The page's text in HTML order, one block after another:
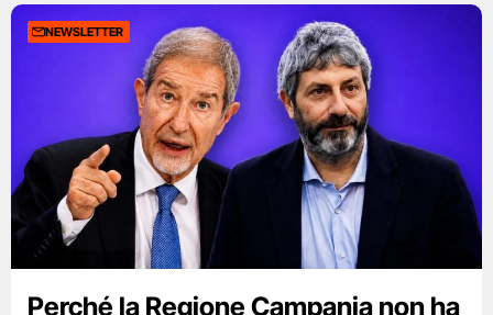
NEWSLETTER
Perché la Regione Campania non ha